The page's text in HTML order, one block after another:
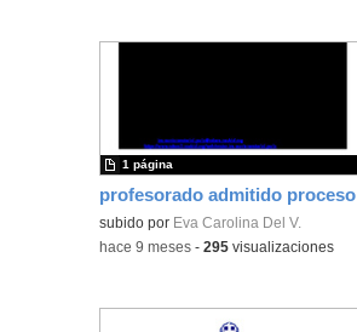
Contenido educativo.
subido por Eva Carolina Del V.
1 página
-hace 9 meses -295 visualizaciones